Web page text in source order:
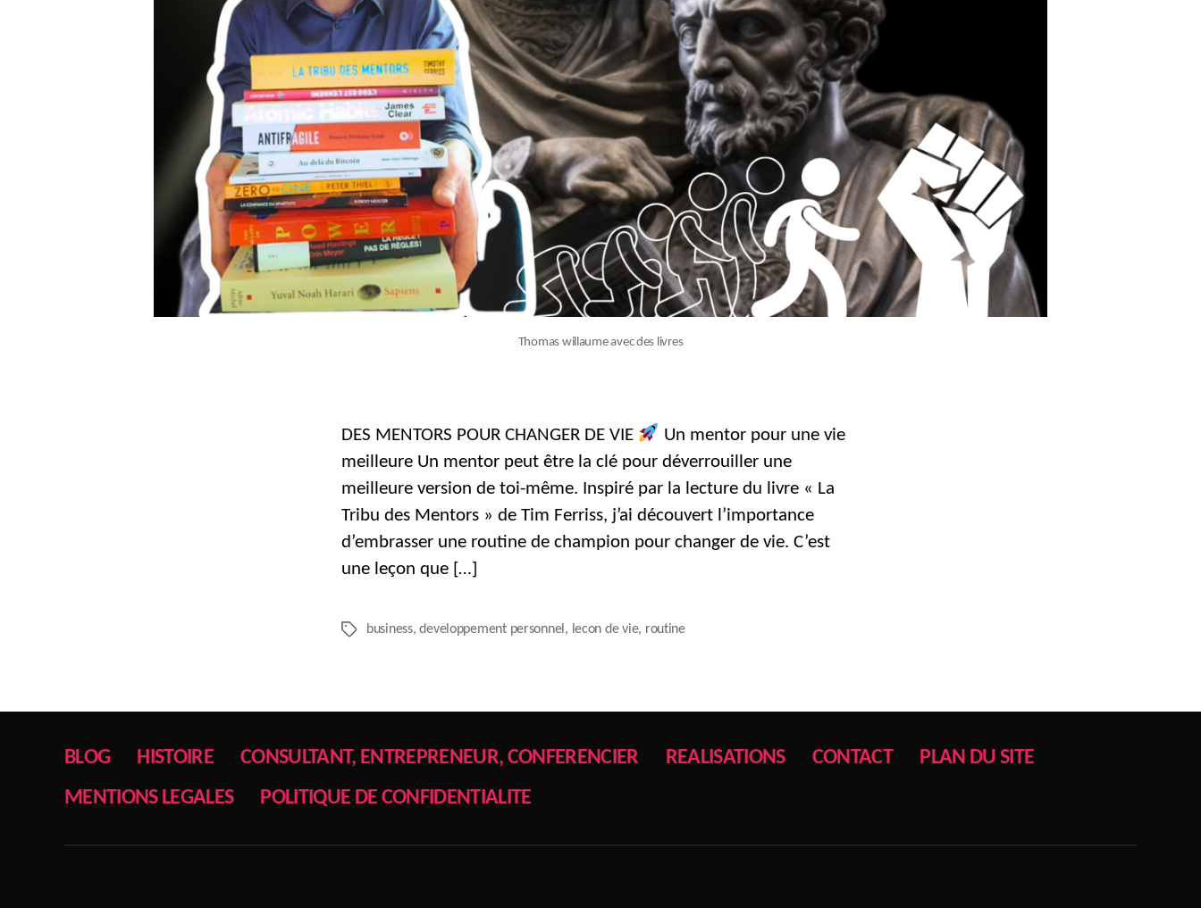
Thomas willaume avec des livres
DES MENTORS POUR CHANGER DE VIE
Un mentor pour une vie
meilleure Un mentor peut être la clé pour déverrouiller une
meilleure version de toi-même. Inspiré par la lecture du livre « La
Tribu des Mentors » de Tim Ferriss, j’ai découvert l’importance
d’embrasser une routine de champion pour changer de vie. C’est
une leçon que […]
Étiquettes
business,developpement personnel , lecon de vie, routine
BLOG HISTOIRE CONSULTANT, ENTREPRENEUR, CONFERENCIER REALISATIONS CONTACT
PLAN DU SITE
MENTIONS LEGALES
POLITIQUE DE CONFIDENTIALITE